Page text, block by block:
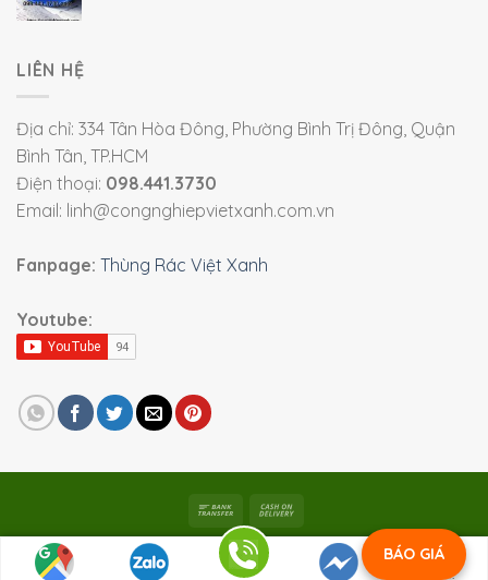
LIÊN HỆ
Địa chỉ: 334 Tân Hòa Đông, Phường Bình Trị Đông, Quận
Bình Tân, TP.HCM
Điện thoại: 098.441.3730
Email: linh@congnghiepvietxanh.com.vn
Fanpage: Thùng Rác Việt Xanh
Youtube:
BÁO GIÁ
Bản quyền 2026 © Viet Xanh Industry|Thiết bị công
nghiệp Việt